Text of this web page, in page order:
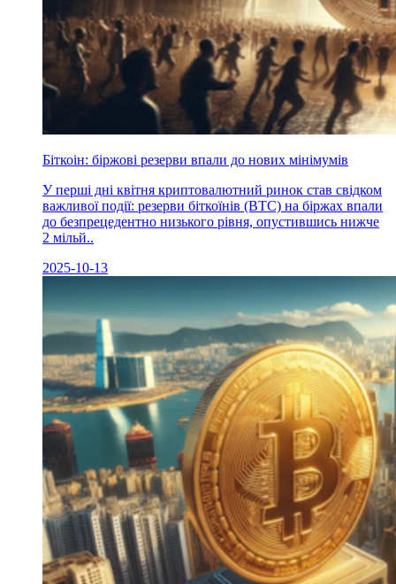
Біткоін: біржові резерви впали до нових мінімумів
У перші дні квітня криптовалютний ринок став свідком
важливої події: резерви біткоїнів (BTC) на біржах впали
до безпрецедентно низького рівня, опустившись нижче
2 мільй..
2025-10-13